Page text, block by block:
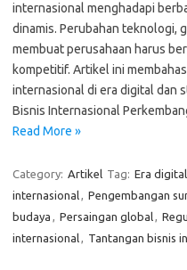
internasional menghadapi
dinamis. Perubahan teknologi,
membuat perusahaan harus
kompetitif. Artikel ini
internasional di era digital dan
Bisnis Internasional
Read More »
Category: Artikel Tag: Era digital
internasional, Pengembangan
budaya , Persaingan global,
internasional, Tantangan bisnis